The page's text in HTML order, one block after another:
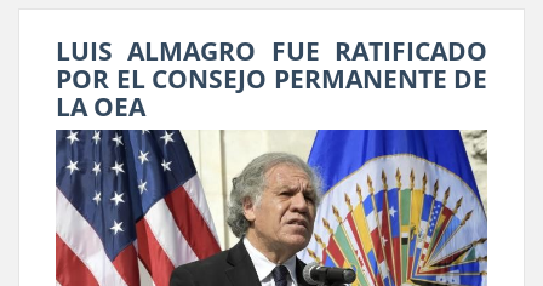
LUIS ALMAGRO FUE RATIFICADO
POR EL CONSEJO PERMANENTE DE
LA OEA